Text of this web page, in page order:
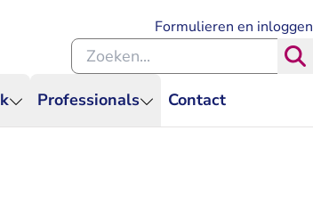
Professionals Contact
Formulieren en inloggen
Zoeken binnen de Rechtspraak